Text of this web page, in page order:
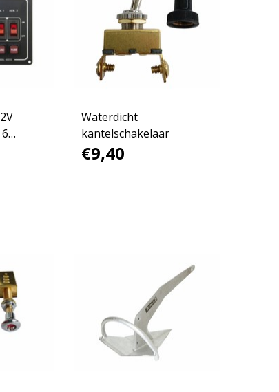
Waterdicht
kantelschakelaar
€9,40